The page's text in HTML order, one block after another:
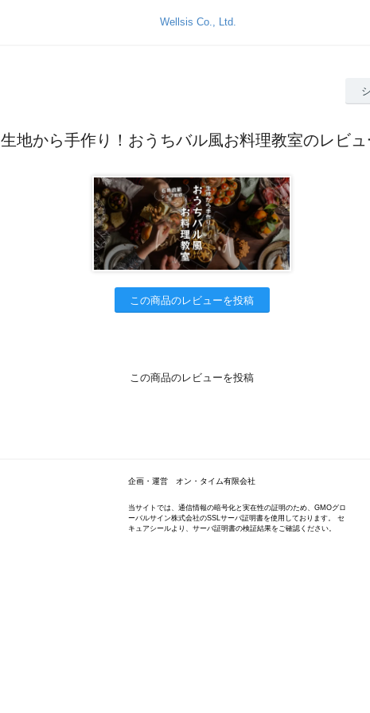
生地から手作り！おうちバル風お料理教室のレビュ
この商品のレビューを投稿
この商品のレビューを投稿
企画・運営 オン・タイム有限会社
当サイトでは、通信情報の暗号化と実在性の証明のため、GMOグロ
ーバルサイン株式会社のSSLサーバ証明書を使用しております。 セ
キュアシールより、サーバ証明書の検証結果をご確認ください。